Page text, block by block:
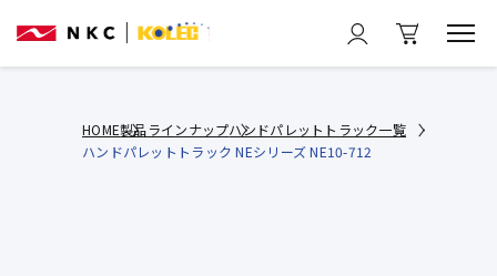
HOME製品ラインナップハンドパレットトラック一覧
ハンドパレットトラック NEシリーズ NE10-712